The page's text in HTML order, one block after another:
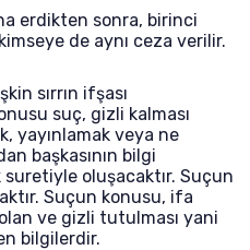
erdikten sonra, birinci
de aynı ceza verilir.
sırrın ifşası
suç, gizli kalması
yayınlamak veya ne
başkasının bilgi
oluşacaktır. Suçun
Suçun konusu, ifa
ve gizli tutulması yani
bilgilerdir.